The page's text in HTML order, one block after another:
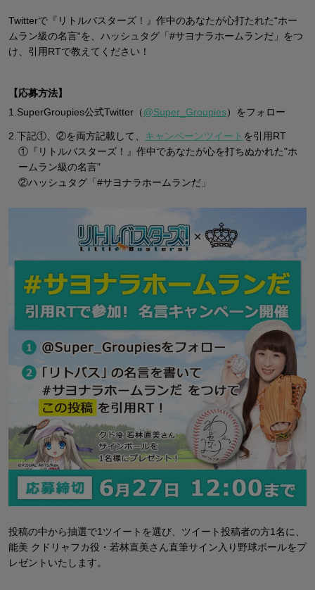
Twitterで『リトルバスターズ！』作中のあなたが心打たれた“ホー
ムラン級の名言“を、 ハッシュタグ「#サヨナラホームランだ」をつ
け、引用RTで教えてください！
【応募方法】
1.SuperGroupies公式Twitter（@Super_Groupies）をフォロー
2.下記①、②を両方記載して、 キャンペーンツイート を引用RT
①『リトルバスターズ！』作中であなたが心を打ちぬかれた"ホ
ームラン級の名言"
②ハッシュタグ「#サヨナラホームランだ」
投稿の中から抽選で1ツイートを選び、ツイート投稿者の方1名に、
能美 クドリャフカ役・若林直美さん直筆サイン入り野球ボールをプ
レゼントいたします。